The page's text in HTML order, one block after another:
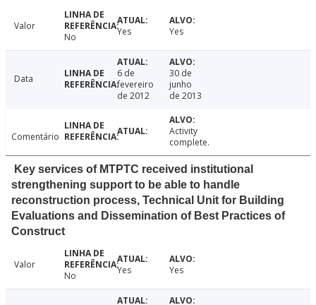
Valor
No
Yes Yes
Data
6 de
fevereiro
de 2012
30 de
junho
de 2013
Comentário
Activity
complete.
Key services of MTPTC received institutional
strengthening support to be able to handle
reconstruction process, Technical Unit for Building
Evaluations and Dissemination of Best Practices of
Construct
Valor
No
Yes Yes